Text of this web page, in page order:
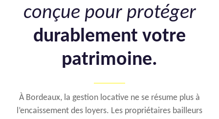
conçue pour protéger
durablement votre
patrimoine.
À Bordeaux, la gestion locative ne se résume plus à
l’encaissement des loyers. Les propriétaires bailleurs